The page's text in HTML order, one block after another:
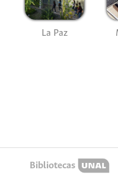
La Paz
Bibliotecas